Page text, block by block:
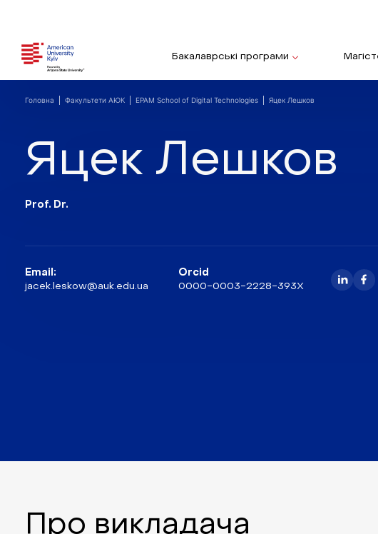
Бакалаврські програми
Головна Факультети АЮК EPAM School of Digital Technologies Яцек Лешков
Яцек Лешков
Prof. Dr.
Email:
jacek.leskow@auk.edu.ua
Orcid
0000-0003-2228-393X
Про викладача